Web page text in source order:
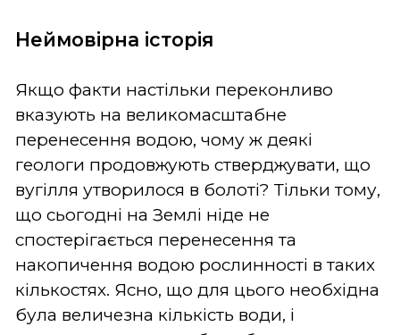
Неймовірна історія
Якщо факти настільки переконливо
вказують на великомасштабне
перенесення водою, чому ж деякі
геологи продовжують стверджувати, що
вугілля утворилося в болоті? Тільки тому,
що сьогодні на Землі ніде не
спостерігається перенесення та
накопичення водою рослинності в таких
кількостях. Ясно, що для цього необхідна
була величезна кількість води, і